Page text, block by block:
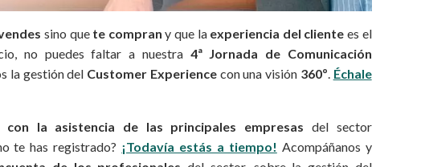
sino que te compran y que la experiencia del cliente es el
no puedes faltar a nuestra 4ª Jornada de Comunicación
la gestión del Customer Experiencecon una visión 360º Échale
con la asistencia de las principales empresas del sector
te has registrado? ¡Todavía estás a tiempo! Acompáñanos y